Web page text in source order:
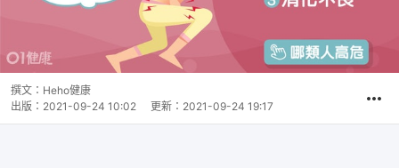
撰文： Heho健康
出版： 2021-09-24 10:02 更新： 2021-09-24 19:17